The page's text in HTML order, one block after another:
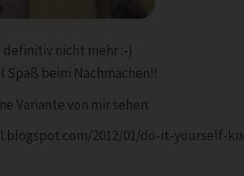
nicht mehr :-)
Spaß beim Nachmachen!!
Variante von mir sehen:
2012/01/do-it-yourself-